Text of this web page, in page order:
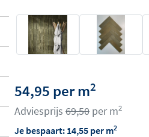
54,95 per m2
Adviesprijs 69,50 per m2
Je bespaart: 14,55 per m2